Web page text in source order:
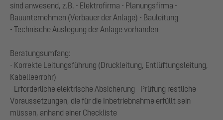
sind anwesend, z.B. - Elektrofirma - Planungsfirma -
Bauunternehmen (Verbauer der Anlage) - Bauleitung
- Technische Auslegung der Anlage vorhanden
Beratungsumfang:
- Korrekte Leitungsführung (Druckleitung, Entlüftungsleitung,
Kabelleerrohr)
- Erforderliche elektrische Absicherung - Prüfung restliche
Voraussetzungen, die für die Inbetriebnahme erfüllt sein
müssen, anhand einer Checkliste